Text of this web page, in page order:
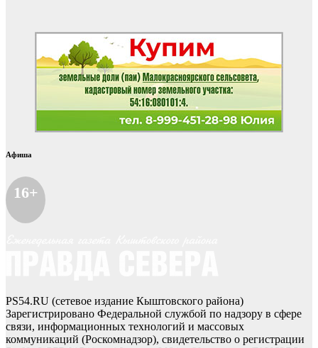
Афиша
16+
PS54.RU (сетевое издание Кыштовского района)
Зарегистрировано Федеральной службой по надзору в сфере
связи, информационных технологий и массовых
коммуникаций (Роскомнадзор), свидетельство о регистрации